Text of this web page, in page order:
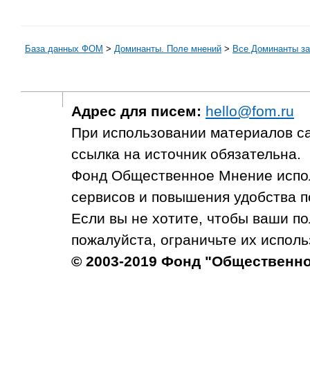
База данных ФОМ > Доминанты. Поле мнений > Все Доминанты
Адрес для писем: hello@fom.ru
При использовании материалов
ссылка на источник обязательна.
Фонд Общественное Мнение
сервисов и повышения удобства
Если вы не хотите, чтобы ваши
пожалуйста, ограничьте их
© 2003-2019 Фонд